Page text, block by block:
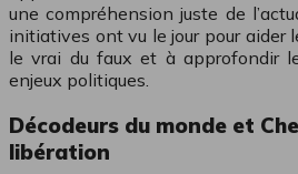
une compréhension juste de
initiatives ont vu le jour pour aider
le vrai du faux et à approfondir
enjeux politiques.
Décodeurs du monde et
libération